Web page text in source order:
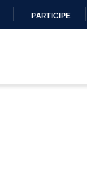
PARTICIPE